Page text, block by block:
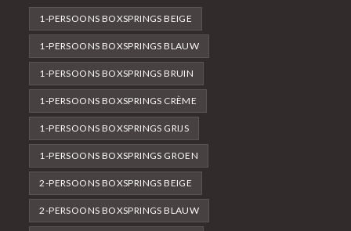
1-PERSOONS BOXSPRINGS BEIGE
1-PERSOONS BOXSPRINGS BLAUW
1-PERSOONS BOXSPRINGS BRUIN
1-PERSOONS BOXSPRINGS CRÈME
1-PERSOONS BOXSPRINGS GRIJS
1-PERSOONS BOXSPRINGS GROEN
2-PERSOONS BOXSPRINGS BEIGE
2-PERSOONS BOXSPRINGS BLAUW